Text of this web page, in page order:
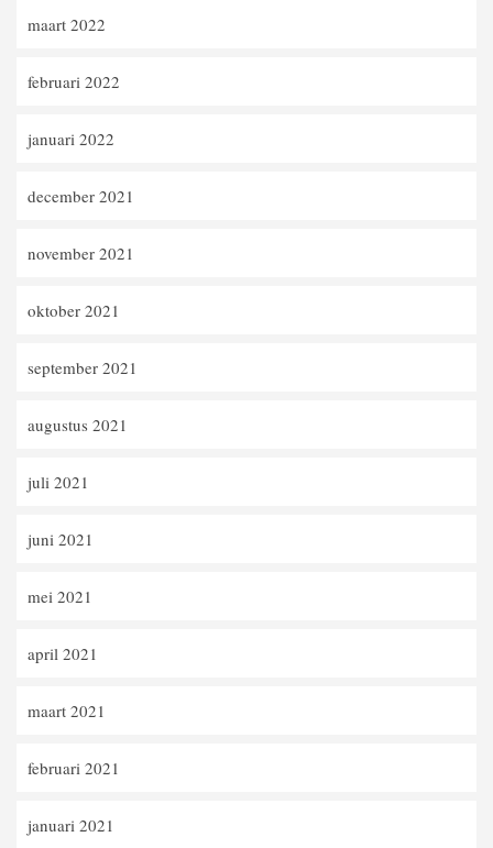
maart 2022
februari 2022
januari 2022
december 2021
november 2021
oktober 2021
september 2021
augustus 2021
juli 2021
juni 2021
mei 2021
april 2021
maart 2021
februari 2021
januari 2021